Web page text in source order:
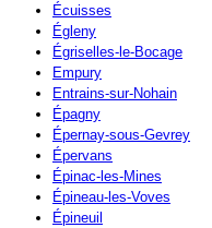
Écuisses
Égleny
Égriselles-le-Bocage
Empury
Entrains-sur-Nohain
Épagny
Épernay-sous-Gevrey
Épervans
Épinac-les-Mines
Épineau-les-Voves
Épineuil